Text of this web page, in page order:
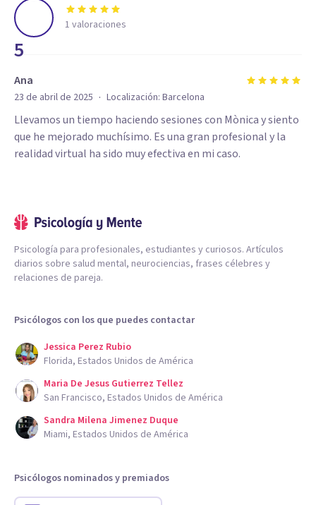
5
1 valoraciones
Ana
23 de abril de 2025 · Localización: Barcelona
Llevamos un tiempo haciendo sesiones con Mònica y siento
que he mejorado muchísimo. Es una gran profesional y la
realidad virtual ha sido muy efectiva en mi caso.
Psicología para profesionales, estudiantes y curiosos. Artículos
diarios sobre salud mental, neurociencias, frases célebres y
relaciones de pareja.
Psicólogos con los que puedes contactar
Jessica Perez Rubio
Florida, Estados Unidos de América
Maria De Jesus Gutierrez Tellez
San Francisco, Estados Unidos de América
Sandra Milena Jimenez Duque
Miami, Estados Unidos de América
Psicólogos nominados y premiados